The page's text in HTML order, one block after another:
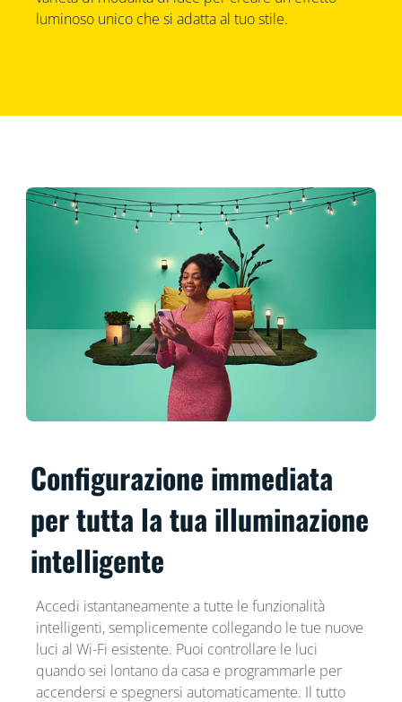
luminoso unico che si adatta al tuo stile.
Configurazione immediata
per tutta la tua illuminazione
intelligente
Accedi istantaneamente a tutte le funzionalità
intelligenti, semplicemente collegando le tue nuove
luci al Wi-Fi esistente. Puoi controllare le luci
quando sei lontano da casa e programmarle per
accendersi e spegnersi automaticamente. Il tutto